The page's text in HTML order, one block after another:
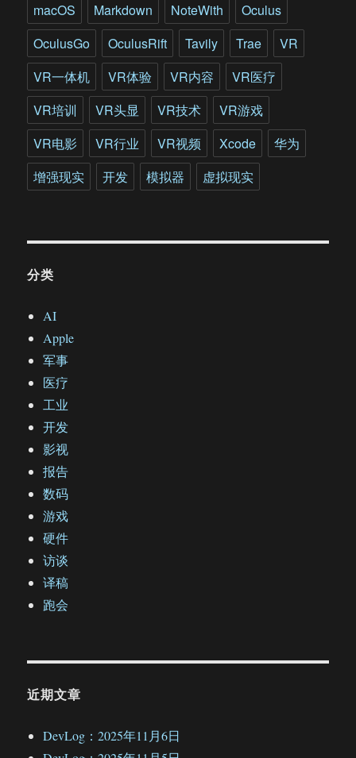
macOS
Markdown NoteWith
Oculus
OculusGo
OculusRift Tavily Trae
VR
VR一体机
VR体验 VR内容
VR医疗
VR培训
VR头显 VR技术
VR游戏
VR电影
VR行业 VR视频 Xcode
华为
增强现实
开发 模拟器 虚拟现实
分类
AI
Apple
军事
医疗
工业
开发
影视
报告
数码
游戏
硬件
访谈
译稿
跑会
近期文章
DevLog：2025年11月6日